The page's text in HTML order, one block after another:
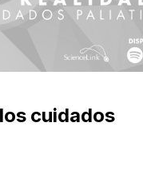
cuidados